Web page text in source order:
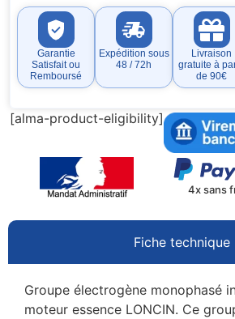
Garantie
Satisfait ou
Remboursé
Expédition sous
48 / 72h
Livraison
gratuite à
de 90€
[alma-product-eligibility]
4x sans
Fiche technique
Groupe électrogène monophasé
moteur essence LONCIN. Ce